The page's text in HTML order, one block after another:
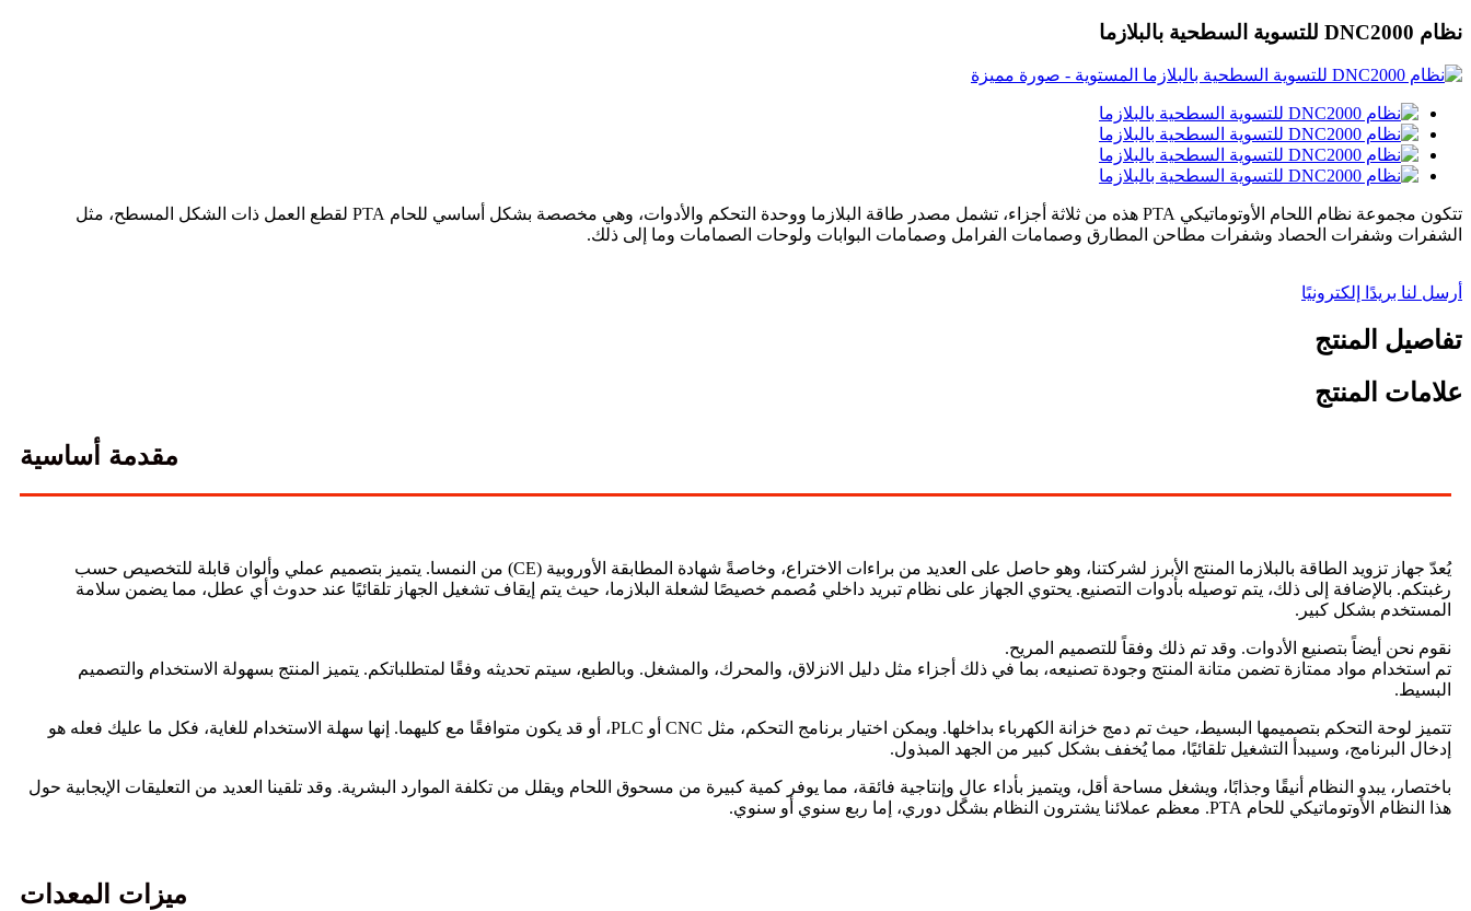
نظام DNC2000 للتسوية السطحية بالبلازما
تتكون مجموعة نظام اللحام الأوتوماتيكي PTA هذه من ثلاثة أجزاء، تشمل مصدر طاقة البلازما ووحدة التحكم والأدوات، وهي مخصصة بشكل أساسي للحام PTA لقطع العمل ذات الشكل المسطح، مثل
الشفرات وشفرات الحصاد وشفرات مطاحن المطارق وصمامات الفرامل وصمامات البوابات ولوحات الصمامات وما إلى ذلك.
أرسل لنا بريدًا إلكترونيًا
تفاصيل المنتج
علامات المنتج
مقدمة أساسية
يُعدّ جهاز تزويد الطاقة بالبلازما المنتج الأبرز لشركتنا، وهو حاصل على العديد من براءات الاختراع، وخاصةً شهادة المطابقة الأوروبية (CE) من النمسا. يتميز بتصميم عملي وألوان قابلة للتخصيص حسب
رغبتكم. بالإضافة إلى ذلك، يتم توصيله بأدوات التصنيع. يحتوي الجهاز على نظام تبريد داخلي مُصمم خصيصًا لشعلة البلازما، حيث يتم إيقاف تشغيل الجهاز تلقائيًا عند حدوث أي عطل، مما يضمن سلامة
المستخدم بشكل كبير.
نقوم نحن أيضاً بتصنيع الأدوات. وقد تم ذلك وفقاً للتصميم المريح.
تم استخدام مواد ممتازة تضمن متانة المنتج وجودة تصنيعه، بما في ذلك أجزاء مثل دليل الانزلاق، والمحرك، والمشغل. وبالطبع، سيتم تحديثه وفقًا لمتطلباتكم. يتميز المنتج بسهولة الاستخدام والتصميم
البسيط.
تتميز لوحة التحكم بتصميمها البسيط، حيث تم دمج خزانة الكهرباء بداخلها. ويمكن اختيار برنامج التحكم، مثل CNC أو PLC، أو قد يكون متوافقًا مع كليهما. إنها سهلة الاستخدام للغاية، فكل ما عليك فعله هو
إدخال البرنامج، وسيبدأ التشغيل تلقائيًا، مما يُخفف بشكل كبير من الجهد المبذول.
باختصار، يبدو النظام أنيقًا وجذابًا، ويشغل مساحة أقل، ويتميز بأداء عالٍ وإنتاجية فائقة، مما يوفر كمية كبيرة من مسحوق اللحام ويقلل من تكلفة الموارد البشرية. وقد تلقينا العديد من التعليقات الإيجابية حول
هذا النظام الأوتوماتيكي للحام PTA. معظم عملائنا يشترون النظام بشكل دوري، إما ربع سنوي أو سنوي.
ميزات المعدات